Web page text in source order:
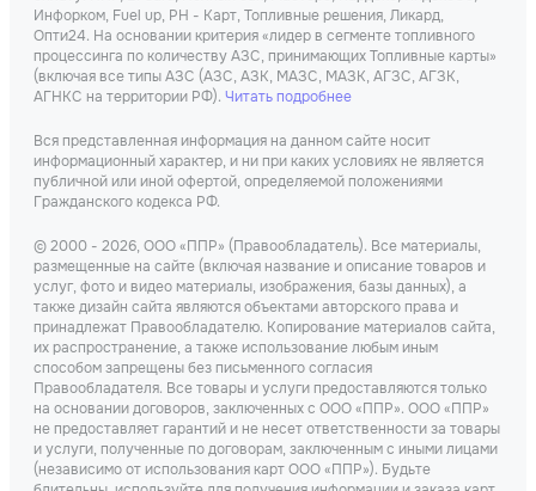
Инфорком, Fuel up, РН - Карт, Топливные решения, Ликард,
Опти24. На основании критерия «лидер в сегменте топливного
процессинга по количеству АЗС, принимающих Топливные карты»
(включая все типы АЗС (АЗС, АЗК, МАЗС, МАЗК, АГЗС, АГЗК,
АГНКС на территории РФ). Читать подробнее
Вся представленная информация на данном сайте носит
информационный характер, и ни при каких условиях не является
публичной или иной офертой, определяемой положениями
Гражданского кодекса РФ.
© 2000 - 2026, ООО «ППР» (Правообладатель). Все материалы,
размещенные на сайте (включая название и описание товаров и
услуг, фото и видео материалы, изображения, базы данных), а
также дизайн сайта являются объектами авторского права и
принадлежат Правообладателю. Копирование материалов сайта,
их распространение, а также использование любым иным
способом запрещены без письменного согласия
Правообладателя. Все товары и услуги предоставляются только
на основании договоров, заключенных с ООО «ППР». ООО «ППР»
не предоставляет гарантий и не несет ответственности за товары
и услуги, полученные по договорам, заключенным с иными лицами
(независимо от использования карт ООО «ППР»). Будьте